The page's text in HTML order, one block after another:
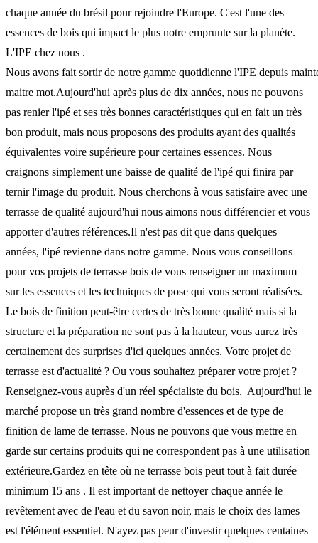
chaque année du brésil pour rejoindre l'Europe. C'est l'une des
essences de bois qui impact le plus notre emprunte sur la planète.
L'IPE chez nous .
Nous avons fait sortir de notre gamme quotidienne l'IPE depuis
maitre mot.Aujourd'hui après plus de dix années, nous ne pouvons
pas renier l'ipé et ses très bonnes caractéristiques qui en fait un très
bon produit, mais nous proposons des produits ayant des qualités
équivalentes voire supérieure pour certaines essences. Nous
craignons simplement une baisse de qualité de l'ipé qui finira par
ternir l'image du produit. Nous cherchons à vous satisfaire avec une
terrasse de qualité aujourd'hui nous aimons nous différencier et vous
apporter d'autres références.Il n'est pas dit que dans quelques
années, l'ipé revienne dans notre gamme. Nous vous conseillons
pour vos projets de terrasse bois de vous renseigner un maximum
sur les essences et les techniques de pose qui vous seront réalisées.
Le bois de finition peut-être certes de très bonne qualité mais si la
structure et la préparation ne sont pas à la hauteur, vous aurez très
certainement des surprises d'ici quelques années. Votre projet de
terrasse est d'actualité ? Ou vous souhaitez préparer votre projet ?
Renseignez-vous auprès d'un réel spécialiste du bois. Aujourd'hui le
marché propose un très grand nombre d'essences et de type de
finition de lame de terrasse. Nous ne pouvons que vous mettre en
garde sur certains produits qui ne correspondent pas à une utilisation
extérieure.Gardez en tête où ne terrasse bois peut tout à fait durée
minimum 15 ans . Il est important de nettoyer chaque année le
revêtement avec de l'eau et du savon noir, mais le choix des lames
est l'élément essentiel. N'ayez pas peur d'investir quelques centaines